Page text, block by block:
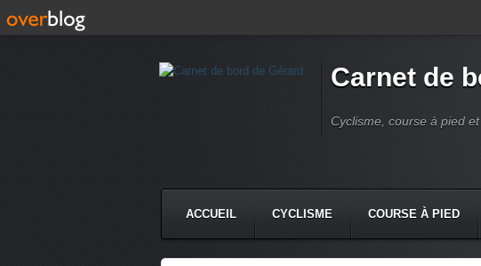
Carnet de
Cyclisme, course à pied
ACCUEIL CYCLISME COURSE À PIED